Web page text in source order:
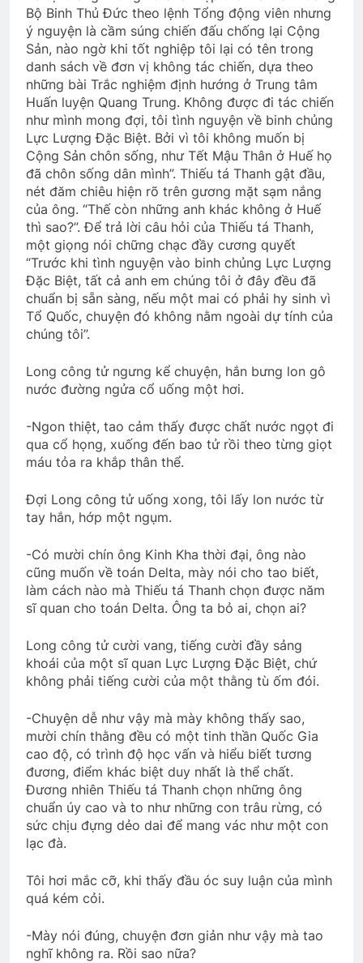
Bộ Binh Thủ Đức theo lệnh Tổng động viên nhưng
ý nguyện là cầm súng chiến đấu chống lại Cộng
Sản, nào ngờ khi tốt nghiệp tôi lại có tên trong
danh sách về đơn vị không tác chiến, dựa theo
những bài Trắc nghiệm định hướng ở Trung tâm
Huấn luyện Quang Trung. Không được đi tác chiến
như mình mong đợi, tôi tình nguyện về binh chủng
Lực Lượng Đặc Biệt. Bởi vì tôi không muốn bị
Cộng Sản chôn sống, như Tết Mậu Thân ở Huế họ
đã chôn sống dân mình”. Thiếu tá Thanh gật đầu,
nét đăm chiêu hiện rõ trên gương mặt sạm nắng
của ông. “Thế còn những anh khác không ở Huế
thì sao?”. Để trả lời câu hỏi của Thiếu tá Thanh,
một giọng nói chững chạc đầy cương quyết
“Trước khi tình nguyện vào binh chủng Lực Lượng
Đặc Biệt, tất cả anh em chúng tôi ở đây đều đã
chuẩn bị sẵn sàng, nếu một mai có phải hy sinh vì
Tổ Quốc, chuyện đó không nằm ngoài dự tính của
chúng tôi”.
Long công tử ngưng kể chuyện, hắn bưng lon gô
nước đường ngửa cổ uống một hơi.
-Ngon thiệt, tao cảm thấy được chất nước ngọt đi
qua cổ họng, xuống đến bao tử rồi theo từng giọt
máu tỏa ra khắp thân thể.
Đợi Long công tử uống xong, tôi lấy lon nước từ
tay hắn, hớp một ngụm.
-Có mười chín ông Kinh Kha thời đại, ông nào
cũng muốn về toán Delta, mày nói cho tao biết,
làm cách nào mà Thiếu tá Thanh chọn được năm
sĩ quan cho toán Delta. Ông ta bỏ ai, chọn ai?
Long công tử cười vang, tiếng cười đầy sảng
khoái của một sĩ quan Lực Lượng Đặc Biệt, chứ
không phải tiếng cười của một thằng tù ốm đói.
-Chuyện dễ như vậy mà mày không thấy sao,
mười chín thằng đều có một tinh thần Quốc Gia
cao độ, có trình độ học vấn và hiểu biết tương
đương, điểm khác biệt duy nhất là thể chất.
Đương nhiên Thiếu tá Thanh chọn những ông
chuẩn úy cao và to như những con trâu rừng, có
sức chịu đựng dẻo dai để mang vác như một con
lạc đà.
Tôi hơi mắc cỡ, khi thấy đầu óc suy luận của mình
quá kém cỏi.
-Mày nói đúng, chuyện đơn giản như vậy mà tao
nghĩ không ra. Rồi sao nữa?